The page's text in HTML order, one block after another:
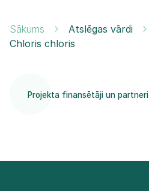
Sākums
Atslēgas vārdi
Chloris chloris
Projekta finansētāji un partneri